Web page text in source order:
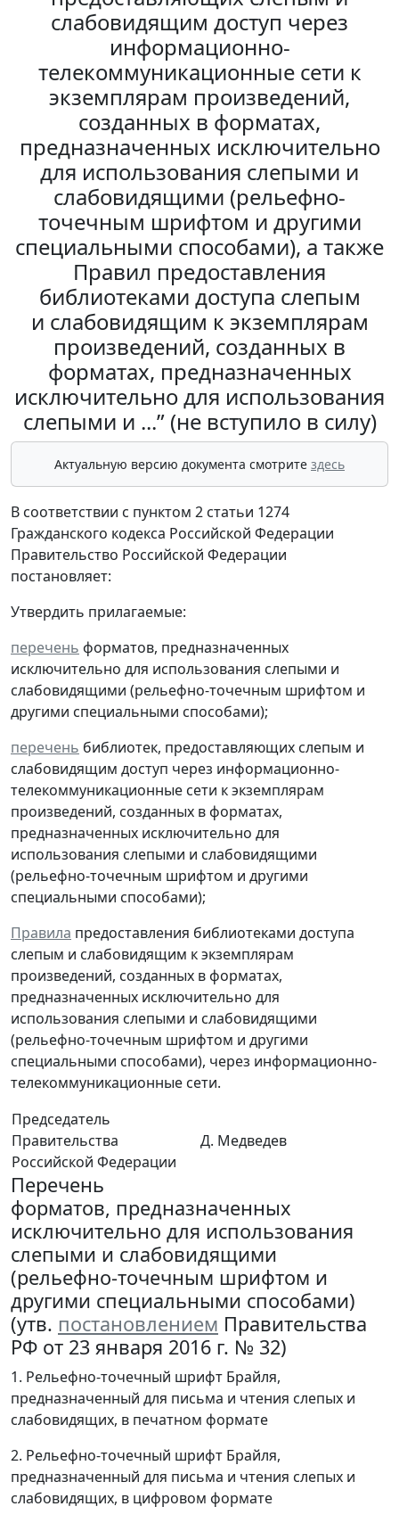
слабовидящим доступ через
информационно-
телекоммуникационные сети к
экземплярам произведений,
созданных в форматах,
предназначенных исключительно
для использования слепыми и
слабовидящими (рельефно-
точечным шрифтом и другими
специальными способами), а также
Правил предоставления
библиотеками доступа слепым
и слабовидящим к экземплярам
произведений, созданных в
форматах, предназначенных
исключительно для использования
слепыми и ...” (не вступило в силу)
Актуальную версию документа смотрите здесь
В соответствии с пунктом 2 статьи 1274
Гражданского кодекса Российской Федерации
Правительство Российской Федерации
постановляет:
Утвердить прилагаемые:
перечень форматов, предназначенных
исключительно для использования слепыми и
слабовидящими (рельефно-точечным шрифтом и
другими специальными способами);
перечень библиотек, предоставляющих слепым и
слабовидящим доступ через информационно-
телекоммуникационные сети к экземплярам
произведений, созданных в форматах,
предназначенных исключительно для
использования слепыми и слабовидящими
(рельефно-точечным шрифтом и другими
специальными способами);
Правила предоставления библиотеками доступа
слепым и слабовидящим к экземплярам
произведений, созданных в форматах,
предназначенных исключительно для
использования слепыми и слабовидящими
(рельефно-точечным шрифтом и другими
специальными способами), через информационно-
телекоммуникационные сети.
Председатель
Правительства
Российской Федерации
Д. Медведев
Перечень
форматов, предназначенных
исключительно для использования
слепыми и слабовидящими
(рельефно-точечным шрифтом и
другими специальными способами)
(утв. постановлением Правительства
РФ от 23 января 2016 г. № 32)
1. Рельефно-точечный шрифт Брайля,
предназначенный для письма и чтения слепых и
слабовидящих, в печатном формате
2. Рельефно-точечный шрифт Брайля,
предназначенный для письма и чтения слепых и
слабовидящих, в цифровом формате